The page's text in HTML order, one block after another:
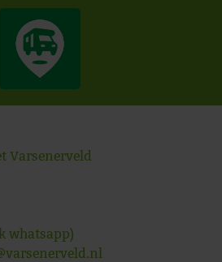
Varsenerveld
whatsapp)